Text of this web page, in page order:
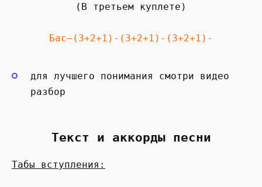
(В третьем куплете)
Бас—(3+2+1)-(3+2+1)-(3+2+1)-
для лучшего понимания смотри видео
разбор
Текст и аккорды песни
Табы вступления: